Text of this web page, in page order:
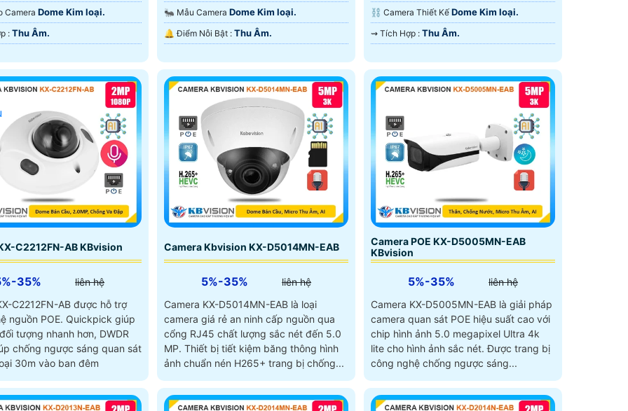
Smart IR.
Camera Dome Kim loại.
️💠 Tích Hợp : Thu Âm.
Ngoại Smart IR.
🐜 Mẫu Camera Dome Kim loại.
️🔔 Điểm Nỗi Bật : Thu Âm.
Hồng Ngoại Smart IR.
⛓ Camera Thiết Kế Dome Kim loại.
️⇝ Tích Hợp : Thu Âm.
C2212FN-AB KBvision
35%
liên hệ
C2212FN-AB được hỗ trợ
POE. Quickpick giúp
tượng nhanh hơn, DWDR
chống ngược sáng quan sát
30m vào ban đêm
Camera Kbvision KX-D5014MN-EAB
5%-35%
liên hệ
Camera KX-D5014MN-EAB là loại
camera giá rẻ an ninh cấp nguồn qua
cổng RJ45 chất lượng sắc nét đến 5.0
MP. Thiết bị tiết kiệm băng thông hình
ảnh chuẩn nén H265+ trang bị chống...
Camera POE KX-D5005MN-EAB
KBvision
5%-35%
liên hệ
Camera KX-D5005MN-EAB là giải pháp
camera quan sát POE hiệu suất cao với
chip hình ảnh 5.0 megapixel Ultra 4k
lite cho hình ảnh sắc nét. Được trang bị
công nghệ chống ngược sáng...